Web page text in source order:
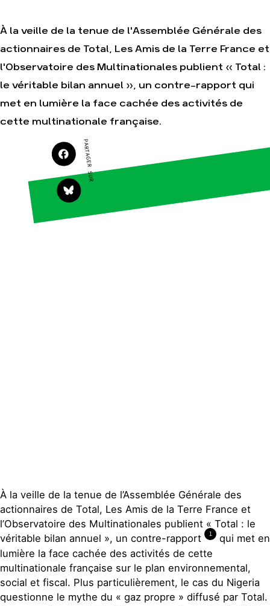
Agir
Faire un don
S'engager sur le
campagnes
Transmettre tout
ou partie de son
patrimoine
Télécharger
gratuitement les
citoyens
Nos
thématiques
Climat – Énergie
Surproduction
À la veille de la tenue de l'Assemblée Générale des
actionnaires de Total, Les Amis de la Terre France et
l'Observatoire des Multinationales publient « Total :
le véritable bilan annuel », un contre-rapport qui
met en lumière la face cachée des activités de
cette multinationale française.
PARTAGER SUR
À la veille de la tenue de l’Assemblée Générale des
actionnaires de Total, Les Amis de la Terre France et
l’Observatoire des Multinationales publient « Total : le
véritable bilan annuel », un contre-rapport
1
qui met en
lumière la face cachée des activités de cette
multinationale française sur le plan environnemental,
social et fiscal. Plus particulièrement, le cas du Nigeria
questionne le mythe du « gaz propre » diffusé par Total.